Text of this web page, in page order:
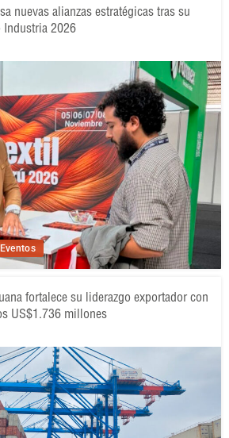
nuevas alianzas estratégicas tras su
Industria 2026
fortalece su liderazgo exportador con
US$1.736 millones